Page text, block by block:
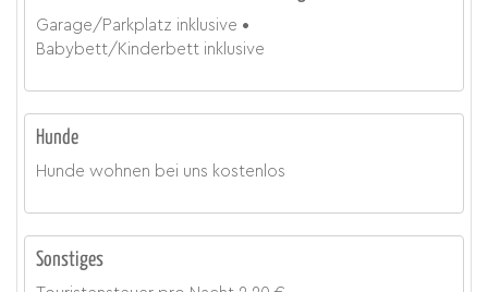
Garage/Parkplatz inklusive
Babybett/Kinderbett inklusive
Hunde
Hunde wohnen bei uns kostenlos
Sonstiges